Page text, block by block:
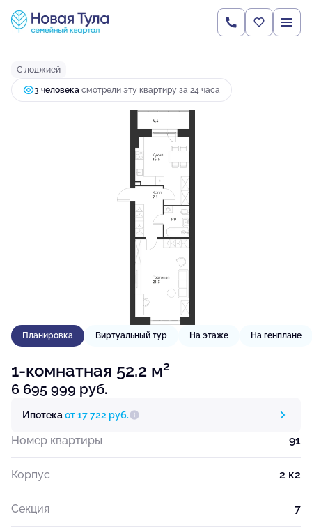
1-комнатная52.2 м 6 695 999 руб.
Ипотекаот 17 722 руб.
С лоджией
3 человекa смотрели эту квартиру за 24 часа
Планировка Виртуальный тур На этаже На генплане
1-комнатная 52.2 м2
6 695 999 руб.
Ипотекаот 17 722 руб.
Номер квартиры 91
Корпус 2 к2
Секция 7